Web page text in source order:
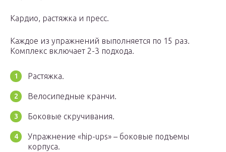
Кардио, растяжка и пресс.
Каждое из упражнений выполняется по 15 раз.
Комплекс включает 2-3 подхода.
Растяжка.
Велосипедные кранчи.
Боковые скручивания.
Упражнение «hip-ups» – боковые подъемы
корпуса.